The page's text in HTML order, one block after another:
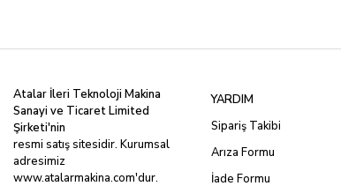
Atalar İleri Teknoloji Makina
Sanayi ve Ticaret Limited
Şirketi'nin
resmi satış sitesidir. Kurumsal
adresimiz
www.atalarmakina.com'dur.
YARDIM
Sipariş Takibi
Arıza Formu
İade Formu